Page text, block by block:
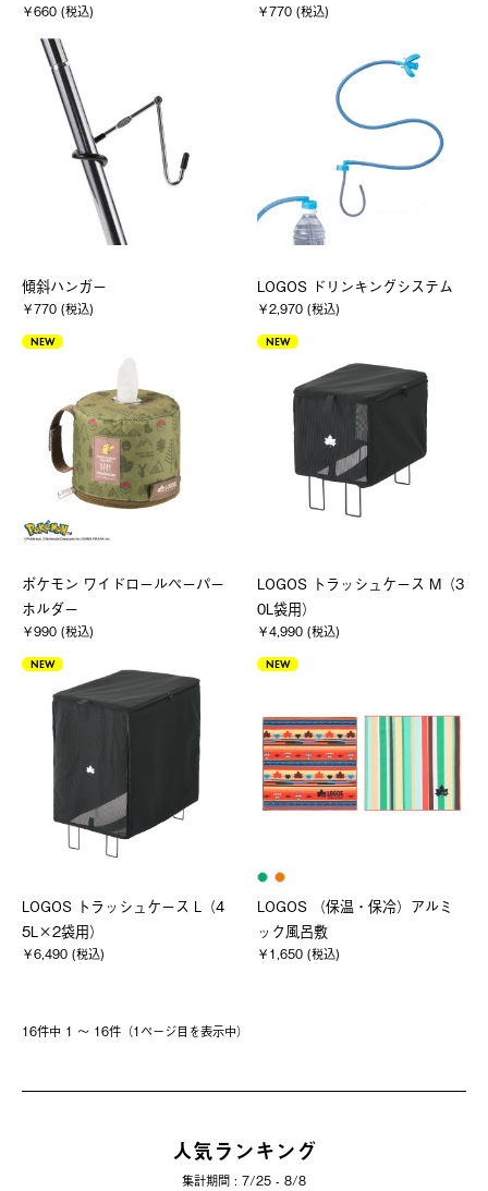
￥660 (税込) ￥770 (税込)
傾斜ハンガー
￥770 (税込)
LOGOS ドリンキングシステム
￥2,970 (税込)
NEW
ポケモン ワイドロールペーパー
ホルダー
￥990 (税込)
NEW
LOGOS トラッシュケース M（3
0L袋用）
￥4,990 (税込)
NEW
LOGOS トラッシュケース L（4
5L×2袋用）
￥6,490 (税込)
NEW
LOGOS （保温・保冷）アルミ
ック風呂敷
￥1,650 (税込)
16件中 1 〜 16件（1ページ⽬を表⽰中）
人気ランキング
集計期間 : 7/25 - 8/8